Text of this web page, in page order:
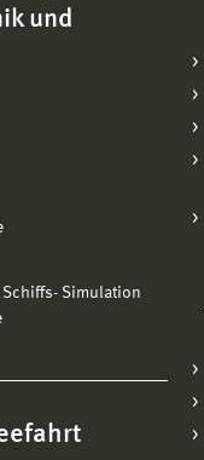
und
Simulation